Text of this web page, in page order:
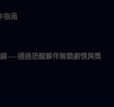
指南
線——通過恐龍夥伴解鎖劇情與獎